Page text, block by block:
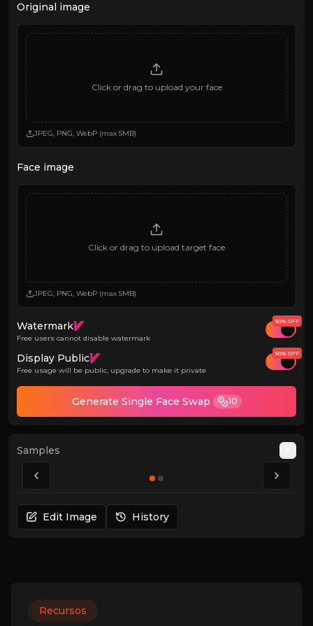
Original image
Click or drag to upload your face
JPEG, PNG, WebP (max 5MB)
Face image
Click or drag to upload target face
JPEG, PNG, WebP (max 5MB)
Watermark
Free users cannot disable watermark
50% OFF
Display Public
Free usage will be public, upgrade to make it private
50% OFF
Generate Single Face Swap 10
Samples
Edit Image History
Recursos